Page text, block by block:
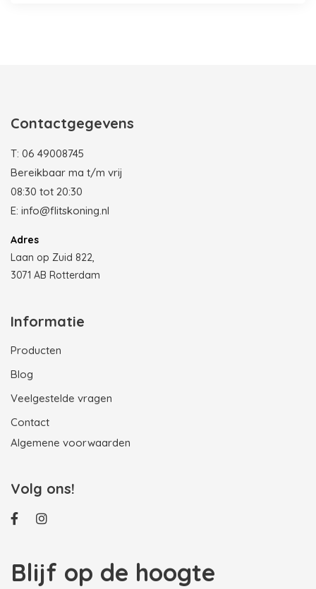
Contactgegevens
T: 06 49008745
Bereikbaar ma t/m vrij
08:30 tot 20:30
E: info@flitskoning.nl
Adres
Laan op Zuid 822,
3071 AB Rotterdam
Informatie
Producten
Blog
Veelgestelde vragen
Contact
Algemene voorwaarden
Volg ons!
Blijf op de hoogte